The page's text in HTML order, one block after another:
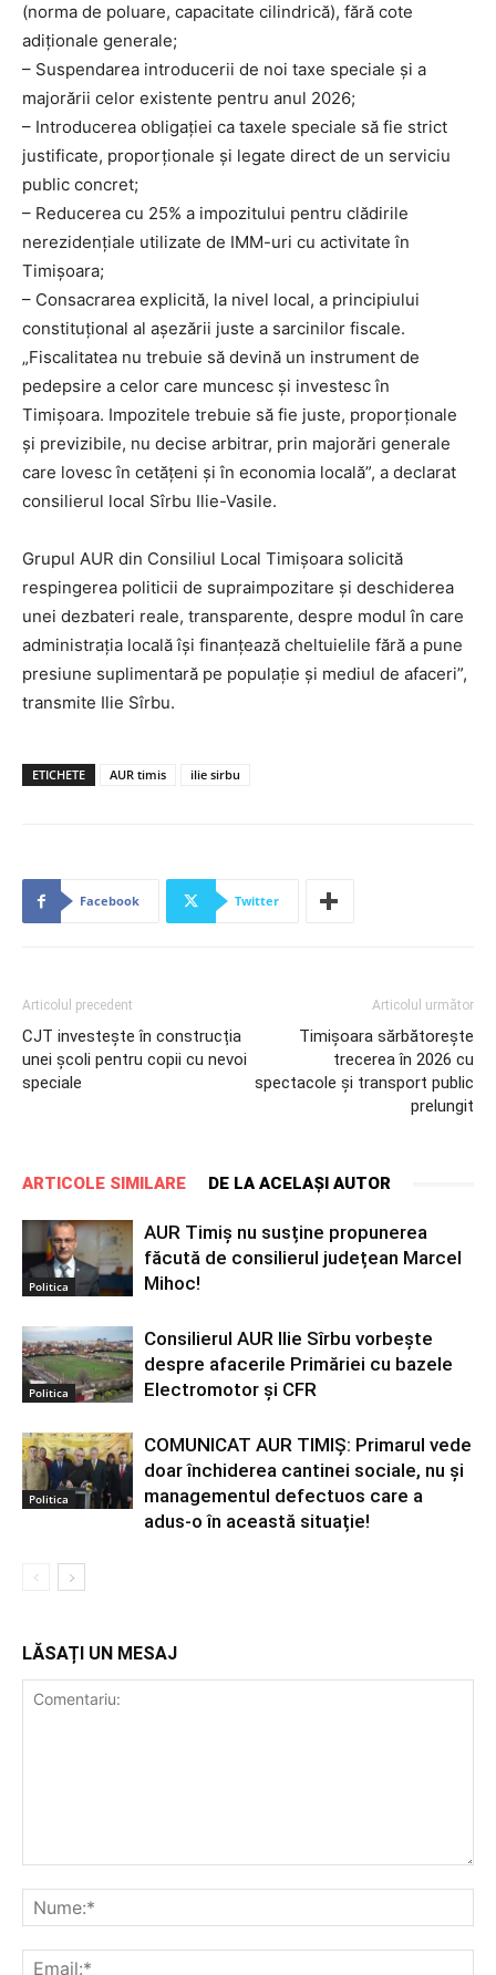
(norma de poluare, capacitate cilindrică), fără cote
adiționale generale;
– Suspendarea introducerii de noi taxe speciale și a
majorării celor existente pentru anul 2026;
– Introducerea obligației ca taxele speciale să fie strict
justificate, proporționale și legate direct de un serviciu
public concret;
– Reducerea cu 25% a impozitului pentru clădirile
nerezidențiale utilizate de IMM-uri cu activitate în
Timișoara;
– Consacrarea explicită, la nivel local, a principiului
constituțional al așezării juste a sarcinilor fiscale.
„Fiscalitatea nu trebuie să devină un instrument de
pedepsire a celor care muncesc și investesc în
Timișoara. Impozitele trebuie să fie juste, proporționale
și previzibile, nu decise arbitrar, prin majorări generale
care lovesc în cetățeni și în economia locală”, a declarat
consilierul local Sîrbu Ilie-Vasile.
Grupul AUR din Consiliul Local Timișoara solicită
respingerea politicii de supraimpozitare și deschiderea
unei dezbateri reale, transparente, despre modul în care
administrația locală își finanțează cheltuielile fără a pune
presiune suplimentară pe populație și mediul de afaceri”,
transmite Ilie Sîrbu.
ETICHETE AUR timis ilie sirbu
Facebook Twitter
Articolul precedent
CJT investește în construcția
unei școli pentru copii cu nevoi
speciale
Articolul următor
Timișoara sărbătorește
trecerea în 2026 cu
spectacole și transport public
prelungit
ARTICOLE SIMILARE DE LA ACELAȘI AUTOR
Politica
AUR Timiș nu susține propunerea
făcută de consilierul județean Marcel
Mihoc!
Politica
Consilierul AUR Ilie Sîrbu vorbește
despre afacerile Primăriei cu bazele
Electromotor și CFR
Politica
COMUNICAT AUR TIMIȘ: Primarul vede
doar închiderea cantinei sociale, nu și
managementul defectuos care a
adus-o în această situație!
LĂSAȚI UN MESAJ